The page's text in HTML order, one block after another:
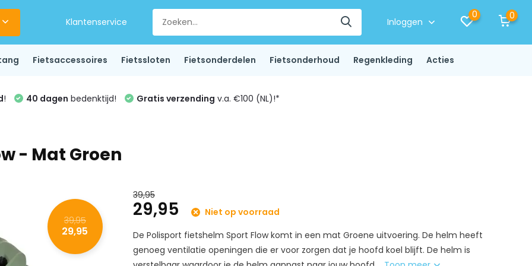
Klantenservice Inloggen
0 0
Fietsaccessoires Fietssloten Fietsonderdelen Fietsonderhoud Regenkleding Acties
! 40 dagen bedenktijd! Gratis verzending v.a. €100 (NL)!*
- Mat Groen
39,95
29,95
39,95
29,95
Niet op voorraad
De Polisport fietshelm Sport Flow komt in een mat Groene uitvoering. De helm heeft
genoeg ventilatie openingen die er voor zorgen dat je hoofd koel blijft. De helm is